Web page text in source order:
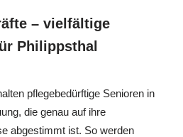
– vielfältige
Philippsthal
pflegebedürftige Senioren in
die genau auf ihre
abgestimmt ist. So werden